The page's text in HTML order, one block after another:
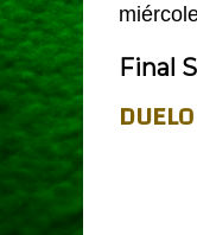
Final